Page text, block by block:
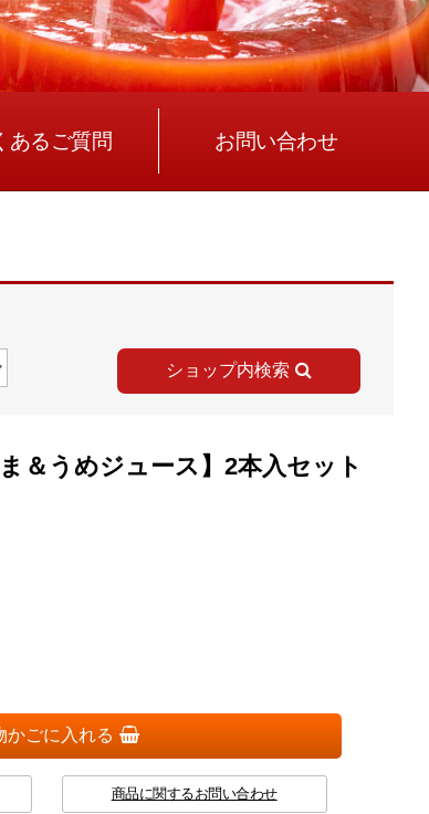
あるご質問 お問い合わせ
ショップ内検索
＆うめジュース】2本入セット
かごに入れる
商品に関するお問い合わせ